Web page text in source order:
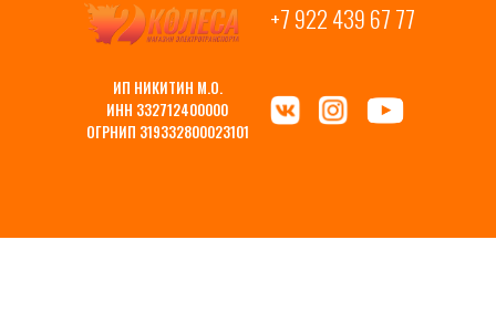
+7 922 439 67 77
ИП НИКИТИН М.О.
ИНН 332712400000
ОГРНИП 319332800023101